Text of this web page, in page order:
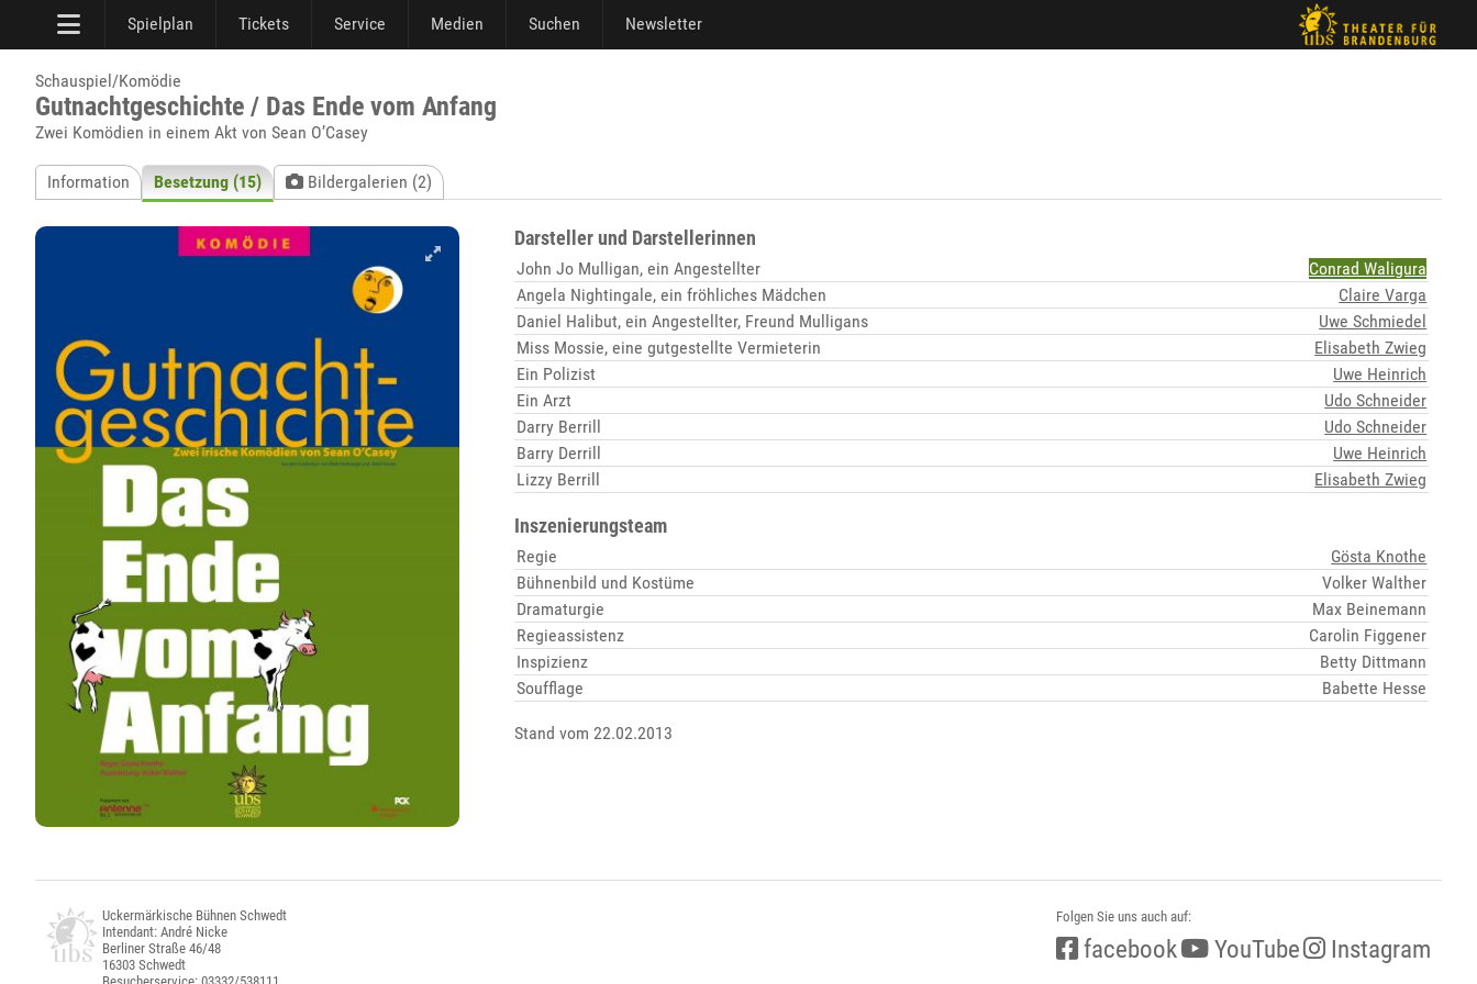
Spielplan Tickets Service Medien Suchen Newsletter
Schauspiel/Komödie
Gutnachtgeschichte / Das Ende vom Anfang
Zwei Komödien in einem Akt von Sean O’Casey
Information Besetzung (15) Bildergalerien (2)
Darsteller und Darstellerinnen
John Jo Mulligan, ein Angestellter
Conrad Waligura
Angela Nightingale, ein fröhliches Mädchen
Claire Varga
Daniel Halibut, ein Angestellter, Freund Mulligans
Uwe Schmiedel
Miss Mossie, eine gutgestellte Vermieterin
Elisabeth Zwieg
Ein Polizist
Uwe Heinrich
Ein Arzt
Udo Schneider
Darry Berrill
Udo Schneider
Barry Derrill
Uwe Heinrich
Lizzy Berrill
Elisabeth Zwieg
Inszenierungsteam
Regie
Gösta Knothe
Bühnenbild und Kostüme
Volker Walther
Dramaturgie
Max Beinemann
Regieassistenz
Carolin Figgener
Inspizienz
Betty Dittmann
Soufflage
Babette Hesse
Stand vom 22.02.2013
Uckermärkische Bühnen Schwedt
Intendant: André Nicke
Berliner Straße 46/48
16303 Schwedt
Folgen Sie uns auch auf:
facebook YouTube Instagram